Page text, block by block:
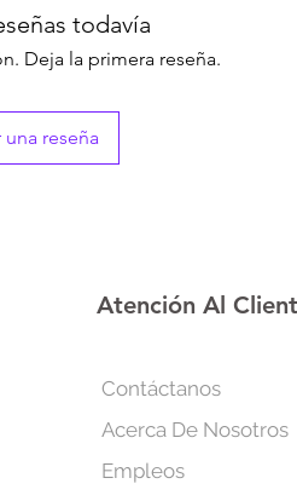
todavía
Deja la primera reseña.
una reseña
Atención Al
Contáctanos
Acerca De Nosotros
Empleos